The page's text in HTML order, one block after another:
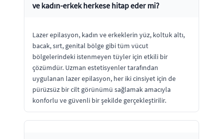
ve kadın-erkek herkese hitap eder mi?
Lazer epilasyon, kadın ve erkeklerin yüz, koltuk altı,
bacak, sırt, genital bölge gibi tüm vücut
bölgelerindeki istenmeyen tüyler için etkili bir
çözümdür. Uzman estetisyenler tarafından
uygulanan lazer epilasyon, her iki cinsiyet için de
pürüzsüz bir cilt görünümü sağlamak amacıyla
konforlu ve güvenli bir şekilde gerçekleştirilir.